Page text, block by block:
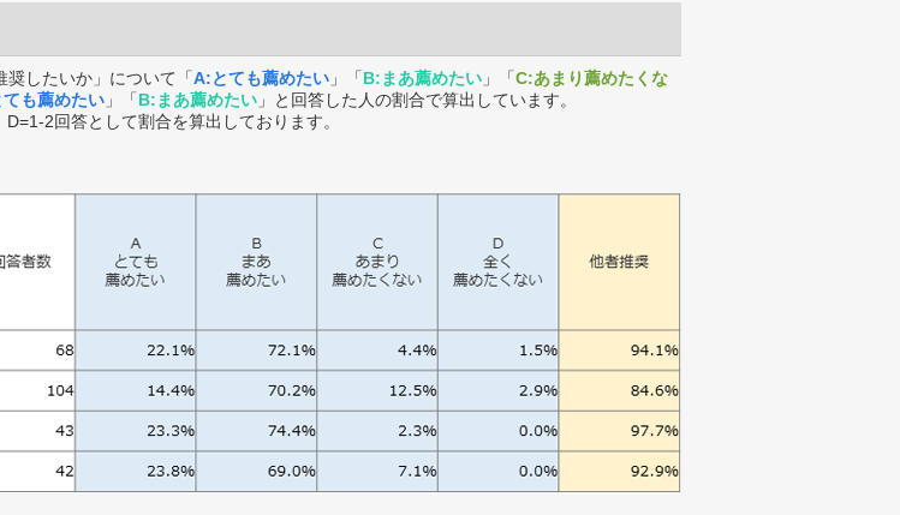
したいか」について「A:とても薦めたい 」「B:まあ薦めたい 」「C:あまり薦めたくな
も薦めたい 」「B:まあ薦めたい 」と回答した人の割合で算出しています。
2回答として割合を算出しております。